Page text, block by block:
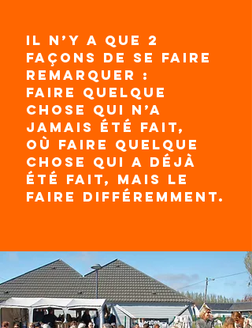
Il n’y a que 2
façons de se faire
remarquer :
Faire quelque
chose qui n’a
jamais été fait,
Où faire quelque
chose qui a déjà
été fait, mais le
faire différemment.